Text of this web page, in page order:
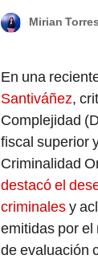
Mirian Torres
En una
Santiváñez,
Complejidad
fiscal superior
Criminalidad
destacó el
criminalesy
emitidas por
de evaluación